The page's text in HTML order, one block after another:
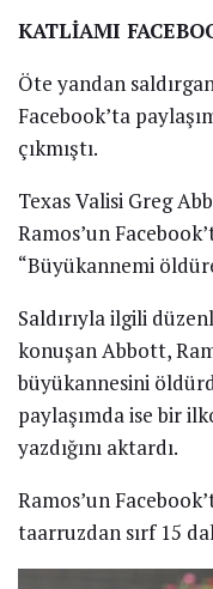
KATLİAMI
Öte yandan
Facebook’ta
çıkmıştı.
Texas Valisi Greg
Ramos’un
“Büyükannemi
Saldırıyla ilgili
konuşan Abbott,
büyükannesini
paylaşımda ise bir
yazdığını aktardı.
Ramos’un
taarruzdan sırf 15